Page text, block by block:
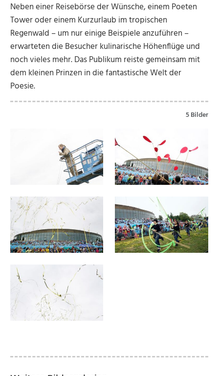
Neben einer Reisebörse der Wünsche, einem Poeten
Tower oder einem Kurzurlaub im tropischen
Regenwald – um nur einige Beispiele anzuführen –
erwarteten die Besucher kulinarische Höhenflüge und
noch vieles mehr. Das Publikum reiste gemeinsam mit
dem kleinen Prinzen in die fantastische Welt der
Poesie.
5 Bilder